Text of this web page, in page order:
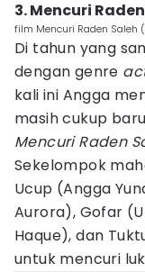
3. Mencuri
film Mencuri Raden Saleh
Di tahun yang
dengan genre
kali ini Angga
masih cukup
Mencuri Raden
Sekelompok
Ucup (Angga
Aurora), Gofar
Haque), dan
untuk mencuri